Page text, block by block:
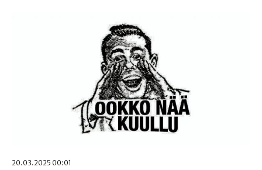
20.03.2025 00:01